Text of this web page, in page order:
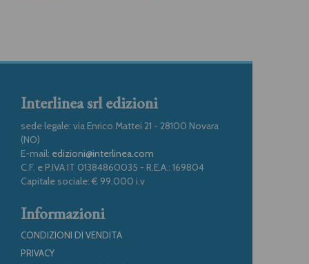
Interlinea srl edizioni
sede legale: via Enrico Mattei 21 - 28100 Novara
(NO)
E-mail: edizioni@interlinea.com
C.F. e P.IVA IT 01384860035 - R.E.A.: 169804
Capitale sociale: € 99.000 i.v
Informazioni
CONDIZIONI DI VENDITA
PRIVACY